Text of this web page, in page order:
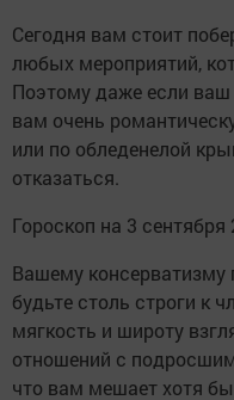
Сегодня вам стоит
любых мероприятий,
Поэтому даже если
вам очень
или по обледенелой
отказаться.
Гороскоп на 3 сентября
Вашему консерватизму
будьте столь строги к
мягкость и широту
отношений с
что вам мешает хотя